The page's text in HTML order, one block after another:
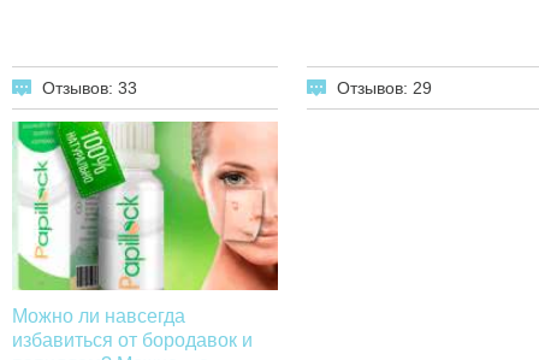
Отзывов: 33 Отзывов: 29
Можно ли навсегда
избавиться от бородавок и